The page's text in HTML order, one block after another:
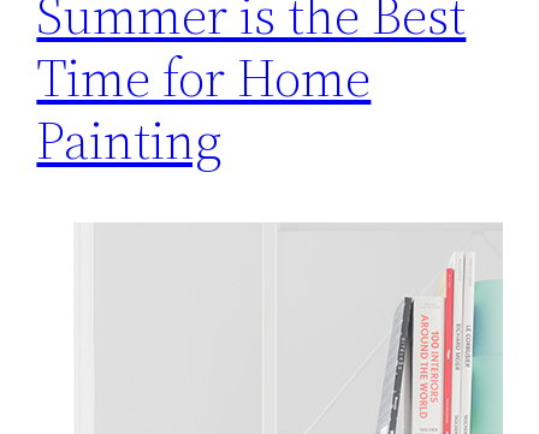
Summer is the Best
Time for Home
Painting